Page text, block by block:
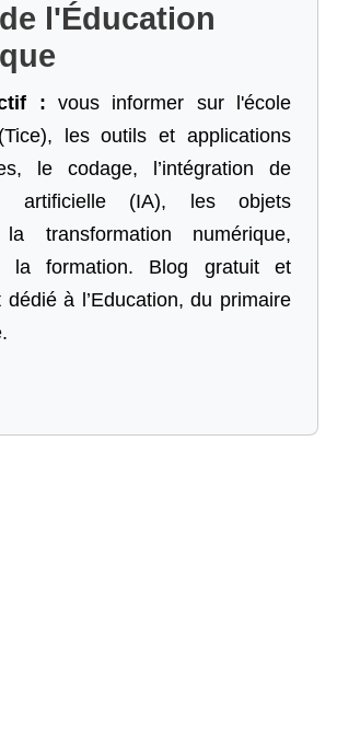
l'Éducation
: vous informer sur l'école
les outils et applications
le codage,
l’intégration de
artificielle (IA), les objets
la transformation numérique,
la formation. Blog gratuit et
dédié à l’Education, du primaire